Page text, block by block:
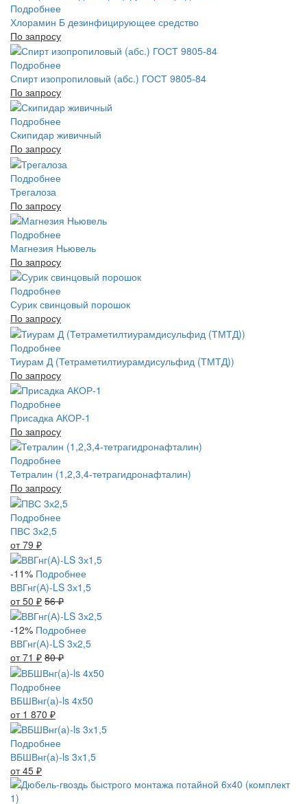
Подробнее
Хлорамин Б дезинфицирующее средство
По запросу
Подробнее
Спирт изопропиловый (абс.) ГОСТ 9805-84
По запросу
Подробнее
Скипидар живичный
По запросу
Подробнее
Трегалоза
По запросу
Подробнее
Магнезия Ньювель
По запросу
Подробнее
Сурик свинцовый порошок
По запросу
Подробнее
Тиурам Д (Тетраметилтиурамдисульфид (ТМТД))
По запросу
Подробнее
Присадка АКОР-1
По запросу
Подробнее
Тетралин (1,2,3,4-тетрагидронафталин)
По запросу
Подробнее
ПВС 3х2,5
от 79 ₽
-11% Подробнее
ВВГнг(А)-LS 3х1,5
от 50 ₽ 56₽
-12% Подробнее
ВВГнг(А)-LS 3х2,5
от 71 ₽ 80₽
Подробнее
ВБШВнг(а)-ls 4x50
от 1 870 ₽
Подробнее
ВБШВнг(а)-ls 3х1,5
от 45 ₽